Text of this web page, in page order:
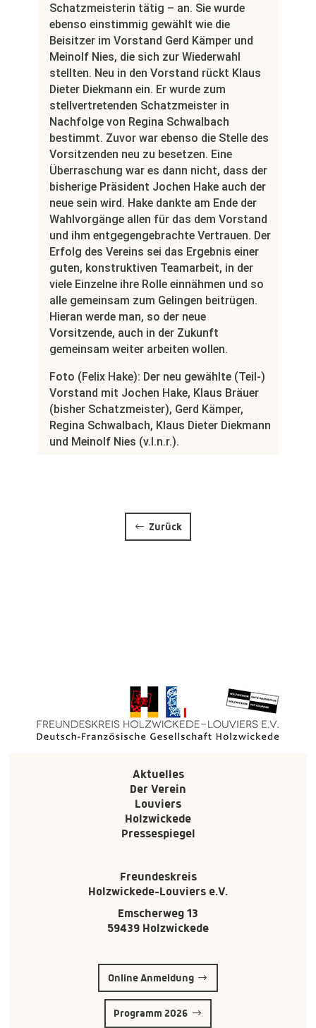
Schatzmeisterin tätig – an. Sie wurde
ebenso einstimmig gewählt wie die
Beisitzer im Vorstand Gerd Kämper und
Meinolf Nies, die sich zur Wiederwahl
stellten. Neu in den Vorstand rückt Klaus
Dieter Diekmann ein. Er wurde zum
stellvertretenden Schatzmeister in
Nachfolge von Regina Schwalbach
bestimmt. Zuvor war ebenso die Stelle des
Vorsitzenden neu zu besetzen. Eine
Überraschung war es dann nicht, dass der
bisherige Präsident Jochen Hake auch der
neue sein wird. Hake dankte am Ende der
Wahlvorgänge allen für das dem Vorstand
und ihm entgegengebrachte Vertrauen. Der
Erfolg des Vereins sei das Ergebnis einer
guten, konstruktiven Teamarbeit, in der
viele Einzelne ihre Rolle einnähmen und so
alle gemeinsam zum Gelingen beitrügen.
Hieran werde man, so der neue
Vorsitzende, auch in der Zukunft
gemeinsam weiter arbeiten wollen.
Foto (Felix Hake): Der neu gewählte (Teil-)
Vorstand mit Jochen Hake, Klaus Bräuer
(bisher Schatzmeister), Gerd Kämper,
Regina Schwalbach, Klaus Dieter Diekmann
und Meinolf Nies (v.l.n.r.).
Zurück
Aktuelles
Der Verein
Louviers
Holzwickede
Pressespiegel
Freundeskreis
Holzwickede-Louviers e.V.
Emscherweg 13
59439 Holzwickede
Online Anmeldung
Programm 2026